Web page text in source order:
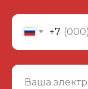
+7